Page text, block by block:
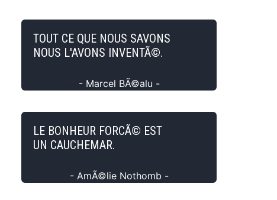
TOUT CE QUE NOUS SAVONS
NOUS L'AVONS INVENTÃ©.
- Marcel BÃ©alu -
LE BONHEUR FORCÃ© EST
UN CAUCHEMAR.
- AmÃ©lie Nothomb -